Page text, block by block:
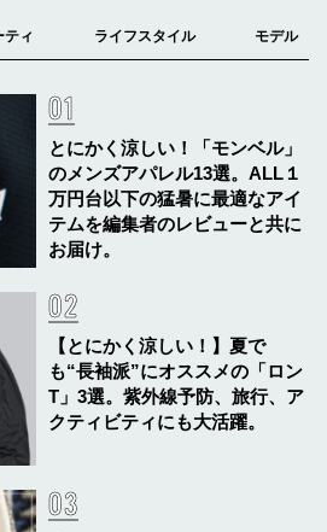
とにかく涼しい！「モンベル」
のメンズアパレル13選。ALL１
万円台以下の猛暑に最適なアイ
テムを編集者のレビューと共に
お届け。
【とにかく涼しい！】夏で
も“長袖派”にオススメの「ロン
T」3選。紫外線予防、旅行、ア
クティビティにも大活躍。